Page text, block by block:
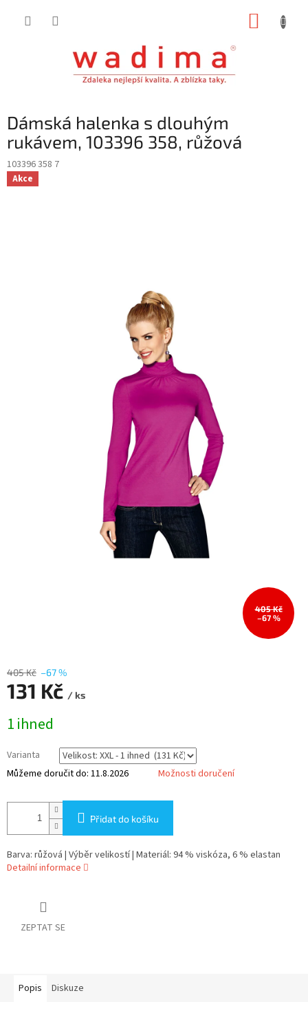
Dámská halenka s dlouhým
rukávem, 103396 358, růžová
103396 358 7
Akce
405 Kč
–67 %
405 Kč –67 %
131 Kč / ks
cena:
1 ihned
Varianta
Můžeme doručit do: 11.8.2026 Možnosti doručení
Přidat do košíku
Barva: růžová | Výběr velikostí | Materiál: 94 % viskóza, 6 % elastan
Detailní informace
ZEPTAT SE
Popis Diskuze